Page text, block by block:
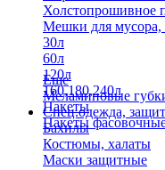
Холстопрошивное
Мешки для мусора,
30л
60л
120л
160,180,240л
Пакеты
Пакеты
Еще
Меламиновые
Спец.одежда,
Бахилы
Костюмы, халаты
Маски защитные